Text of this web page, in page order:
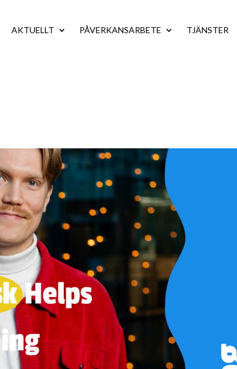
AKTUELLT PÅVERKANSARBETE TJÄNSTER